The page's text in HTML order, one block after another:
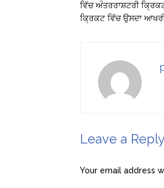
ਵਿੱਚ ਅੰਤਰਰਾਸ਼ਟਰੀ
ਕ੍ਰਿਕਟ ਵਿੱਚ ਉਸਦਾ
Leave a Reply
Your email address